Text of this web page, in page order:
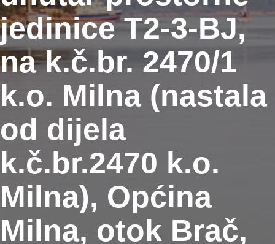
jedinice T2-3-BJ,
na k.č.br. 2470/1
k.o. Milna (nastala
od dijela
k.č.br.2470 k.o.
Milna), Općina
Milna, otok Brač,